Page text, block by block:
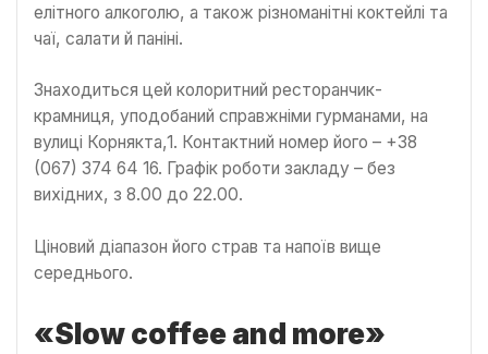
елітного алкоголю, а також різноманітні коктейлі та
чаї, салати й паніні.
Знаходиться цей колоритний ресторанчик-
крамниця, уподобаний справжніми гурманами, на
вулиці Корнякта,1. Контактний номер його – +38
(067) 374 64 16. Графік роботи закладу – без
вихідних, з 8.00 до 22.00.
Ціновий діапазон його страв та напоїв вище
середнього.
«Slow coffee and more»